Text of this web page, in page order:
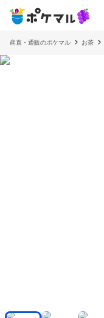
産直・通販のポケマル お茶